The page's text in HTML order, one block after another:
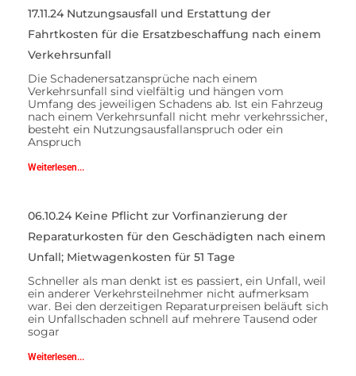
17.11.24 Nutzungsausfall und Erstattung der
Fahrtkosten für die Ersatzbeschaffung nach einem
Verkehrsunfall
Die Schadenersatzansprüche nach einem
Verkehrsunfall sind vielfältig und hängen vom
Umfang des jeweiligen Schadens ab. Ist ein Fahrzeug
nach einem Verkehrsunfall nicht mehr verkehrssicher,
besteht ein Nutzungsausfallanspruch oder ein
Anspruch
Weiterlesen...
06.10.24 Keine Pflicht zur Vorfinanzierung der
Reparaturkosten für den Geschädigten nach einem
Unfall; Mietwagenkosten für 51 Tage
Schneller als man denkt ist es passiert, ein Unfall, weil
ein anderer Verkehrsteilnehmer nicht aufmerksam
war. Bei den derzeitigen Reparaturpreisen beläuft sich
ein Unfallschaden schnell auf mehrere Tausend oder
sogar
Weiterlesen...